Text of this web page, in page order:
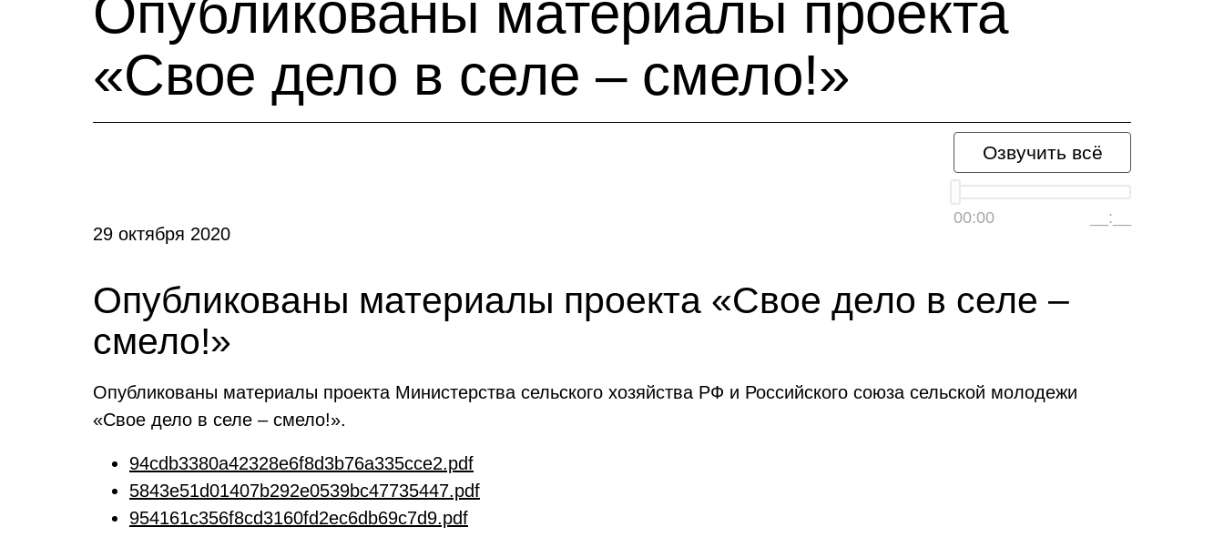
Опубликованы материалы проекта
«Свое дело в селе – смело!»
Озвучить всё
00:00 __:__
29 октября 2020
Опубликованы материалы проекта «Свое дело в селе –
смело!»
Опубликованы материалы проекта Министерства сельского хозяйства РФ и Российского союза сельской молодежи
«Свое дело в селе – смело!».
94cdb3380a42328e6f8d3b76a335cce2.pdf
5843e51d01407b292e0539bc47735447.pdf
954161c356f8cd3160fd2ec6db69c7d9.pdf